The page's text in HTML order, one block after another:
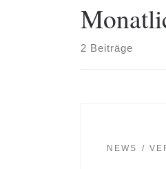
2 Beiträge
NEWS